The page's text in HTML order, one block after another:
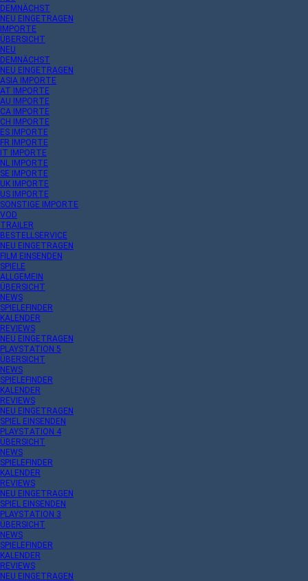
DEMNÄCHST
NEU EINGETRAGEN
IMPORTE
ÜBERSICHT
NEU
DEMNÄCHST
NEU EINGETRAGEN
ASIA IMPORTE
AT IMPORTE
AU IMPORTE
CA IMPORTE
CH IMPORTE
ES IMPORTE
FR IMPORTE
IT IMPORTE
NL IMPORTE
SE IMPORTE
UK IMPORTE
US IMPORTE
SONSTIGE IMPORTE
VOD
TRAILER
BESTELLSERVICE
NEU EINGETRAGEN
FILM EINSENDEN
SPIELE
ALLGEMEIN
ÜBERSICHT
NEWS
SPIELEFINDER
KALENDER
REVIEWS
NEU EINGETRAGEN
PLAYSTATION 5
ÜBERSICHT
NEWS
SPIELEFINDER
KALENDER
REVIEWS
NEU EINGETRAGEN
SPIEL EINSENDEN
PLAYSTATION 4
ÜBERSICHT
NEWS
SPIELEFINDER
KALENDER
REVIEWS
NEU EINGETRAGEN
SPIEL EINSENDEN
PLAYSTATION 3
ÜBERSICHT
NEWS
SPIELEFINDER
KALENDER
REVIEWS
NEU EINGETRAGEN